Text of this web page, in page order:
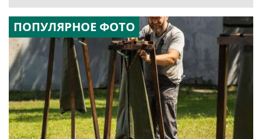
ПОПУЛЯРНОЕ ФОТО